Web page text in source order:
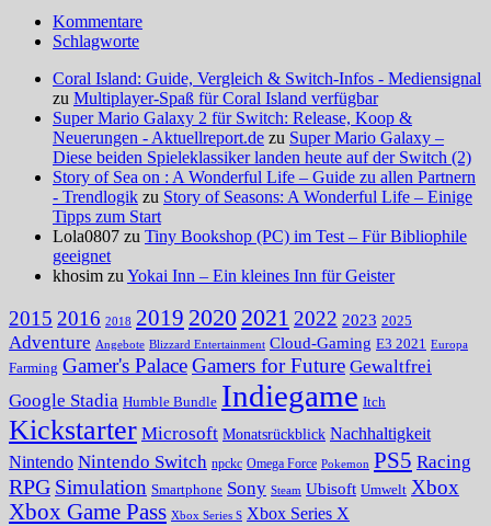
Kommentare
Schlagworte
Coral Island: Guide, Vergleich & Switch-Infos - Mediensignal
zu Multiplayer-Spaß für Coral Island verfügbar
Super Mario Galaxy 2 für Switch: Release, Koop &
Neuerungen - Aktuellreport.de zu Super Mario Galaxy –
Diese beiden Spieleklassiker landen heute auf der Switch (2)
Story of Sea on : A Wonderful Life – Guide zu allen Partnern
- Trendlogik zu Story of Seasons: A Wonderful Life – Einige
Tipps zum Start
Lola0807 zu Tiny Bookshop (PC) im Test – Für Bibliophile
geeignet
khosim zu Yokai Inn – Ein kleines Inn für Geister
2015 2016 2018 2019 2020 2021 2022 2023 2025
Adventure Angebote Blizzard Entertainment Cloud-Gaming E3 2021 Europa
Farming Gamer's PalaceGamers for Future Gewaltfrei
Google Stadia Humble Bundle Indiegame Itch
Kickstarter Microsoft Monatsrückblick Nachhaltigkeit
Nintendo Nintendo Switch npckc Omega Force Pokemon PS5 Racing
RPG Simulation Smartphone Sony Steam Ubisoft Umwelt Xbox
Xbox Game Pass Xbox Series S Xbox Series X